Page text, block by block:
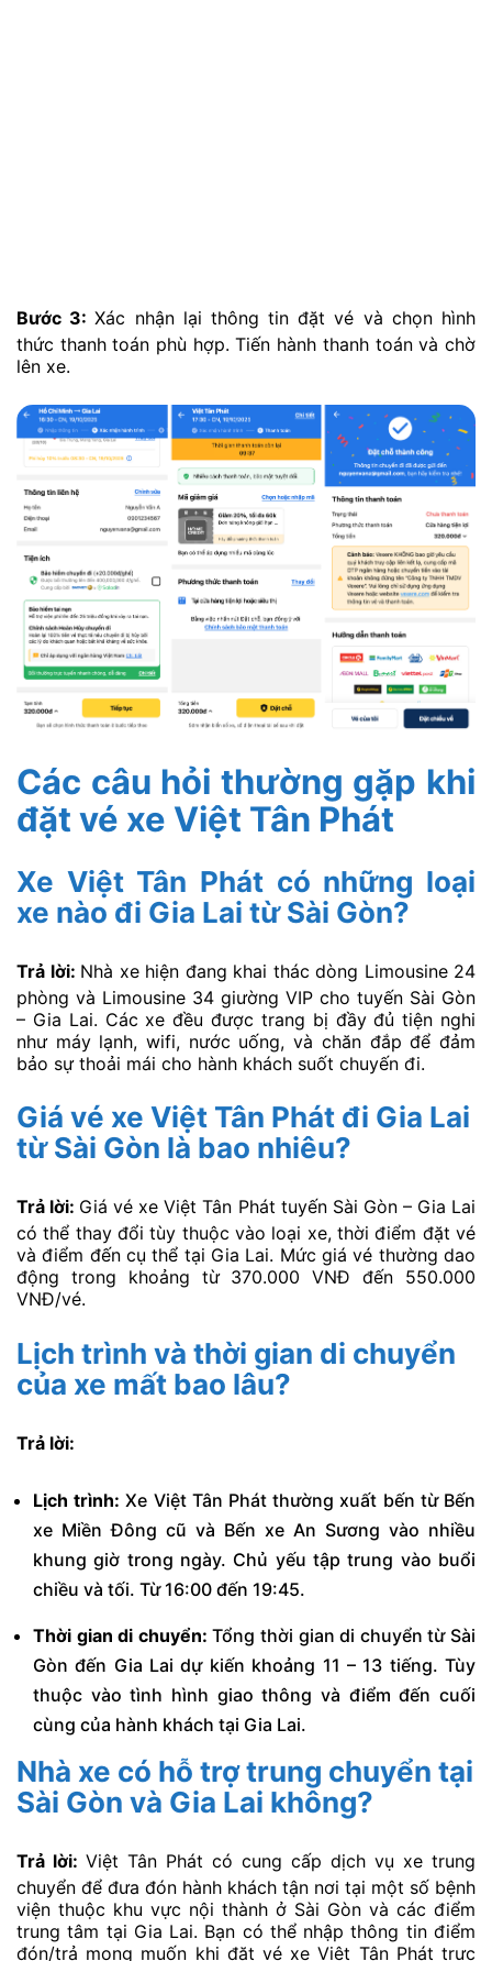
Bước 3:Xác nhận lại thông tin đặt vé và chọn hình
thức thanh toán phù hợp. Tiến hành thanh toán và chờ
lên xe.
Các câu hỏi thường gặp khi
đặt vé xe Việt Tân Phát
Xe Việt Tân Phát có những loại
xe nào đi Gia Lai từ Sài Gòn?
Trả lời: Nhà xe hiện đang khai thác dòng Limousine 24
phòng và Limousine 34 giường VIP cho tuyến Sài Gòn
– Gia Lai. Các xe đều được trang bị đầy đủ tiện nghi
như máy lạnh, wifi, nước uống, và chăn đắp để đảm
bảo sự thoải mái cho hành khách suốt chuyến đi.
Giá vé xe Việt Tân Phát đi Gia Lai
từ Sài Gòn là bao nhiêu?
Trả lời: Giá vé xe Việt Tân Phát tuyến Sài Gòn – Gia Lai
có thể thay đổi tùy thuộc vào loại xe, thời điểm đặt vé
và điểm đến cụ thể tại Gia Lai. Mức giá vé thường dao
động trong khoảng từ 370.000 VNĐ đến 550.000
VNĐ/vé.
Lịch trình và thời gian di chuyển
của xe mất bao lâu?
Trả lời:
Lịch trình: Xe Việt Tân Phát thường xuất bến từ Bến
xe Miền Đông cũ và Bến xe An Sương vào nhiều
khung giờ trong ngày. Chủ yếu tập trung vào buổi
chiều và tối. Từ 16:00 đến 19:45.
Thời gian di chuyển: Tổng thời gian di chuyển từ Sài
Gòn đến Gia Lai dự kiến khoảng 11 – 13 tiếng. Tùy
thuộc vào tình hình giao thông và điểm đến cuối
cùng của hành khách tại Gia Lai.
Nhà xe có hỗ trợ trung chuyển tại
Sài Gòn và Gia Lai không?
Trả lời: Việt Tân Phát có cung cấp dịch vụ xe trung
chuyển để đưa đón hành khách tận nơi tại một số bệnh
viện thuộc khu vực nội thành ở Sài Gòn và các điểm
trung tâm tại Gia Lai. Bạn có thể nhập thông tin điểm
đón/trả mong muốn khi đặt vé xe Việt Tân Phát trực